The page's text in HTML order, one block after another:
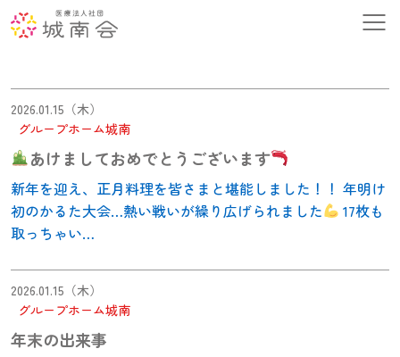
2026.01.15（木）
グループホーム城南
あけましておめでとうございます
新年を迎え、正月料理を皆さまと堪能しました！！ 年明け
初のかるた大会…熱い戦いが繰り広げられました
17枚も
取っちゃい…
2026.01.15（木）
グループホーム城南
年末の出来事